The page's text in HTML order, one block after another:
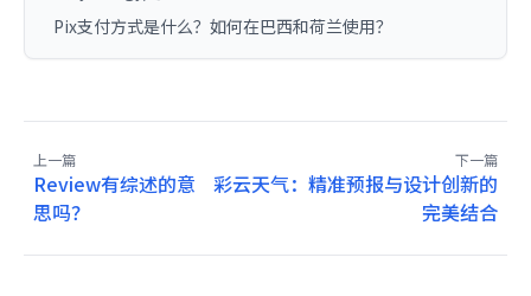
Pix支付方式是什么？如何在巴西和荷兰使用？
上一篇
Review有综述的意
思吗？
下一篇
彩云天气：精准预报与设计创新的
完美结合